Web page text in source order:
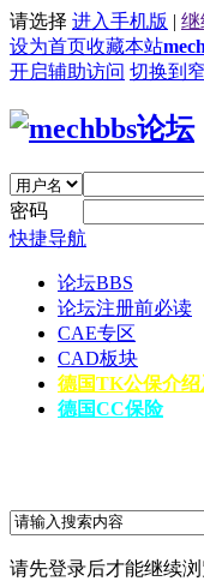
请选择 进入手机版 | 继
设为首页收藏本站
开启辅助访问 切换到
密码
快捷导航
论坛BBS
论坛注册前必读
CAE专区
CAD板块
德国TK公保介绍
德国CC保险
请先登录后才能继续